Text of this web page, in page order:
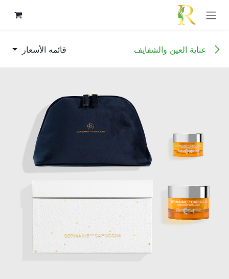
للذهاب إلى المحتوى
عناية العين والشفايف قائمه الأسعار